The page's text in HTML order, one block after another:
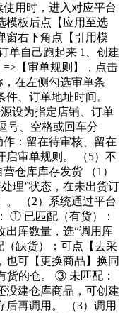
用时，进入对应平台
模板后点【应用至选
窗右下角点【引用模
单自己跑起来 1、创建
【审单规则】，点击
，在左侧勾选审单条
、订单地址时间。
设为指定店铺、订单
号、空格或回车分
：留在待审核、留在
启审单规则。 （5）不
仓库库存发货 （1）
理”状态，在未出货订
。 （2）系统通过平台
① 已匹配（有货）：
出库数量，选“调用库
缺货）：可点【去采
也可【更换商品】换同
货的仓。 ③ 未匹配：
没建仓库商品，可创建
再调用。 （3）调用